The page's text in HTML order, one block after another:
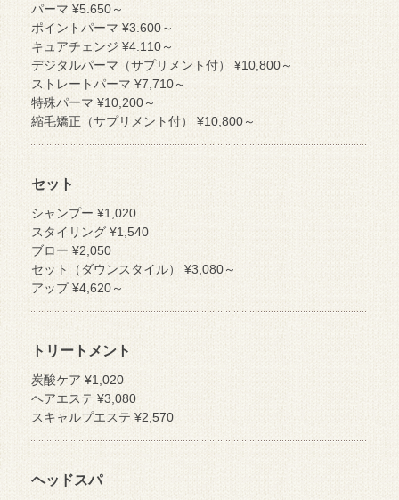
パーマ ¥5.650～
ポイントパーマ ¥3.600～
キュアチェンジ ¥4.110～
デジタルパーマ（サプリメント付） ¥10,800～
ストレートパーマ ¥7,710～
特殊パーマ ¥10,200～
縮毛矯正（サプリメント付） ¥10,800～
セット
シャンプー ¥1,020
スタイリング ¥1,540
ブロー ¥2,050
セット（ダウンスタイル） ¥3,080～
アップ ¥4,620～
トリートメント
炭酸ケア ¥1,020
ヘアエステ ¥3,080
スキャルプエステ ¥2,570
ヘッドスパ